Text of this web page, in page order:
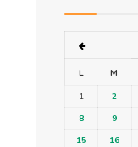
L M
1 2
8
9
15
16